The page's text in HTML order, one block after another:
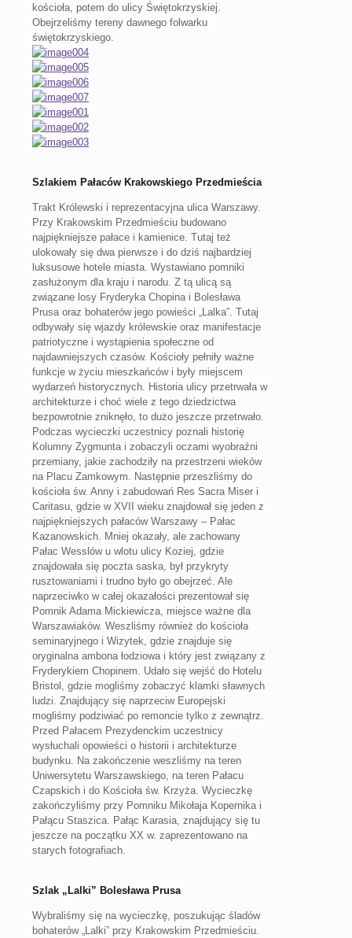
kościoła, potem do ulicy Świętokrzyskiej.
Obejrzeliśmy tereny dawnego folwarku
świętokrzyskiego.
Szlakiem Pałaców Krakowskiego Przedmieścia
Trakt Królewski i reprezentacyjna ulica Warszawy.
Przy Krakowskim Przedmieściu budowano
najpiękniejsze pałace i kamienice. Tutaj też
ulokowały się dwa pierwsze i do dziś najbardziej
luksusowe hotele miasta. Wystawiano pomniki
zasłużonym dla kraju i narodu. Z tą ulicą są
związane losy Fryderyka Chopina i Bolesława
Prusa oraz bohaterów jego powieści „Lalka”. Tutaj
odbywały się wjazdy królewskie oraz manifestacje
patriotyczne i wystąpienia społeczne od
najdawniejszych czasów. Kościoły pełniły ważne
funkcje w życiu mieszkańców i były miejscem
wydarzeń historycznych. Historia ulicy przetrwała w
architekturze i choć wiele z tego dziedzictwa
bezpowrotnie zniknęło, to dużo jeszcze przetrwało.
Podczas wycieczki uczestnicy poznali historię
Kolumny Zygmunta i zobaczyli oczami wyobraźni
przemiany, jakie zachodziły na przestrzeni wieków
na Placu Zamkowym. Następnie przeszliśmy do
kościoła św. Anny i zabudowań Res Sacra Miser i
Caritasu, gdzie w XVII wieku znajdował się jeden z
najpiękniejszych pałaców Warszawy – Pałac
Kazanowskich. Mniej okazały, ale zachowany
Pałac Wesslów u wlotu ulicy Koziej, gdzie
znajdowała się poczta saska, był przykryty
rusztowaniami i trudno było go obejrzeć. Ale
naprzeciwko w całej okazałości prezentował się
Pomnik Adama Mickiewicza, miejsce ważne dla
Warszawiaków. Weszliśmy również do kościoła
seminaryjnego i Wizytek, gdzie znajduje się
oryginalna ambona łodziowa i który jest związany z
Fryderykiem Chopinem. Udało się wejść do Hotelu
Bristol, gdzie mogliśmy zobaczyć klamki sławnych
ludzi. Znajdujący się naprzeciw Europejski
mogliśmy podziwiać po remoncie tylko z zewnątrz.
Przed Pałacem Prezydenckim uczestnicy
wysłuchali opowieści o historii i architekturze
budynku. Na zakończenie weszliśmy na teren
Uniwersytetu Warszawskiego, na teren Pałacu
Czapskich i do Kościoła św. Krzyża. Wycieczkę
zakończyliśmy przy Pomniku Mikołaja Kopernika i
Pałącu Staszica. Pałąc Karasia, znajdujący się tu
jeszcze na początku XX w. zaprezentowano na
starych fotografiach.
Szlak „Lalki” Bolesława Prusa
Wybraliśmy się na wycieczkę, poszukując śladów
bohaterów „Lalki” przy Krakowskim Przedmieściu.